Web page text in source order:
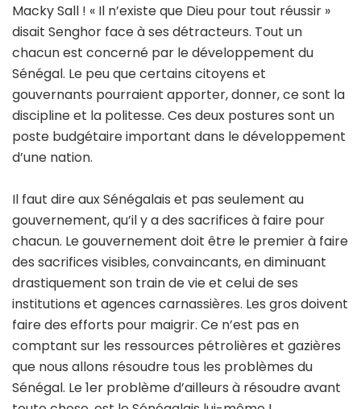
Macky Sall ! « Il n’existe que Dieu pour tout réussir »
disait Senghor face à ses détracteurs. Tout un
chacun est concerné par le développement du
Sénégal. Le peu que certains citoyens et
gouvernants pourraient apporter, donner, ce sont la
discipline et la politesse. Ces deux postures sont un
poste budgétaire important dans le développement
d’une nation.
Il faut dire aux Sénégalais et pas seulement au
gouvernement, qu’il y a des sacrifices à faire pour
chacun. Le gouvernement doit être le premier à faire
des sacrifices visibles, convaincants, en diminuant
drastiquement son train de vie et celui de ses
institutions et agences carnassières. Les gros doivent
faire des efforts pour maigrir. Ce n’est pas en
comptant sur les ressources pétrolières et gazières
que nous allons résoudre tous les problèmes du
Sénégal. Le 1er problème d’ailleurs à résoudre avant